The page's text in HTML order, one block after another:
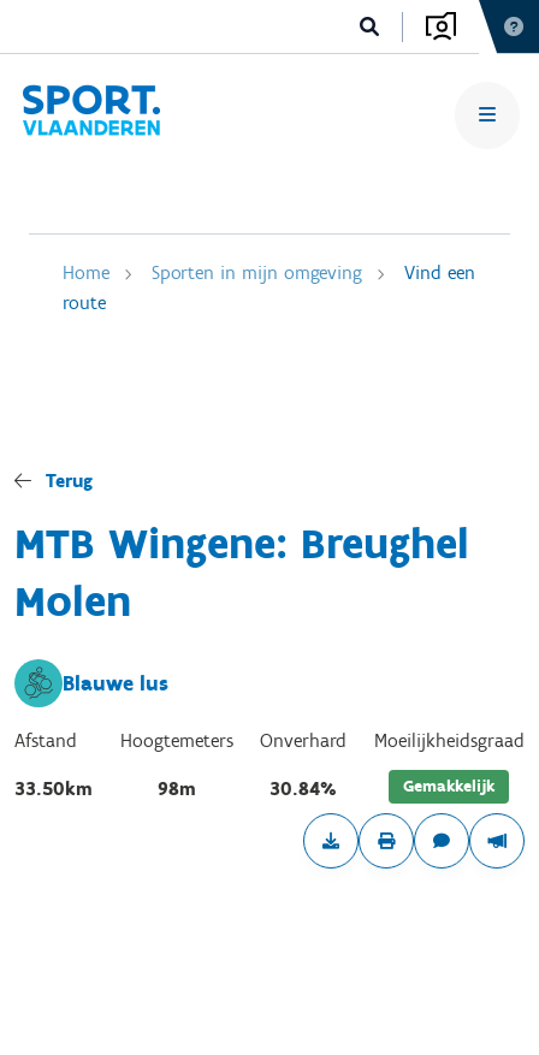
Home Sporten in mijn omgeving
Vind een
route
Terug
MTB Wingene: Breughel
Molen
Blauwe lus
Afstand
33.50km
Hoogtemeters
98m
Onverhard
30.84%
Moeilijkheidsgraad
Gemakkelijk